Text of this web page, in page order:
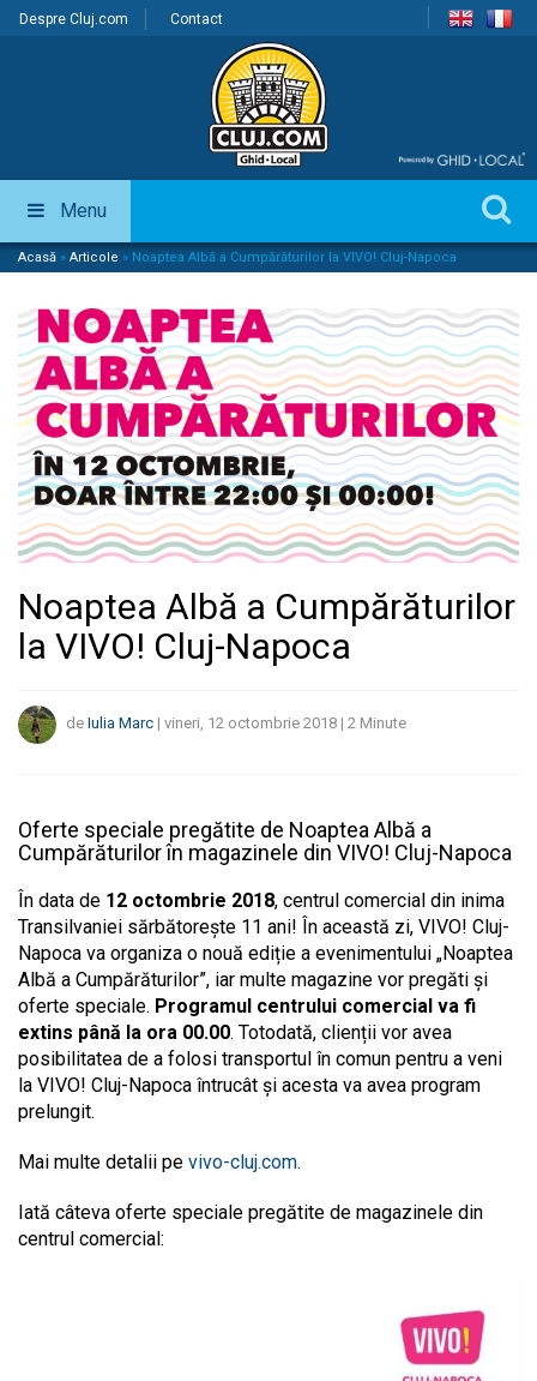
Despre Cluj.com Contact
Menu
Acasă » Articole » Noaptea Albă a Cumpărăturilor la VIVO! Cluj-Napoca
Noaptea Albă a Cumpărăturilor
la VIVO! Cluj-Napoca
de Iulia Marc | vineri, 12 octombrie 2018 | 2 Minute
Oferte speciale pregătite de Noaptea Albă a
Cumpărăturilor în magazinele din VIVO! Cluj-Napoca
În data de 12 octombrie 2018, centrul comercial din inima
Transilvaniei sărbătorește 11 ani! În această zi, VIVO! Cluj-
Napoca va organiza o nouă ediție a evenimentului „Noaptea
Albă a Cumpărăturilor”, iar multe magazine vor pregăti și
oferte speciale. Programul centrului comercial va fi
extins până la ora 00.00. Totodată, clienții vor avea
posibilitatea de a folosi transportul în comun pentru a veni
la VIVO! Cluj-Napoca întrucât și acesta va avea program
prelungit.
Mai multe detalii pe vivo-cluj.com.
Iată câteva oferte speciale pregătite de magazinele din
centrul comercial: